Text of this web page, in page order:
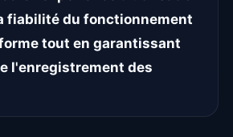
fiabilité du fonctionnement
tout en garantissant
l'enregistrement des